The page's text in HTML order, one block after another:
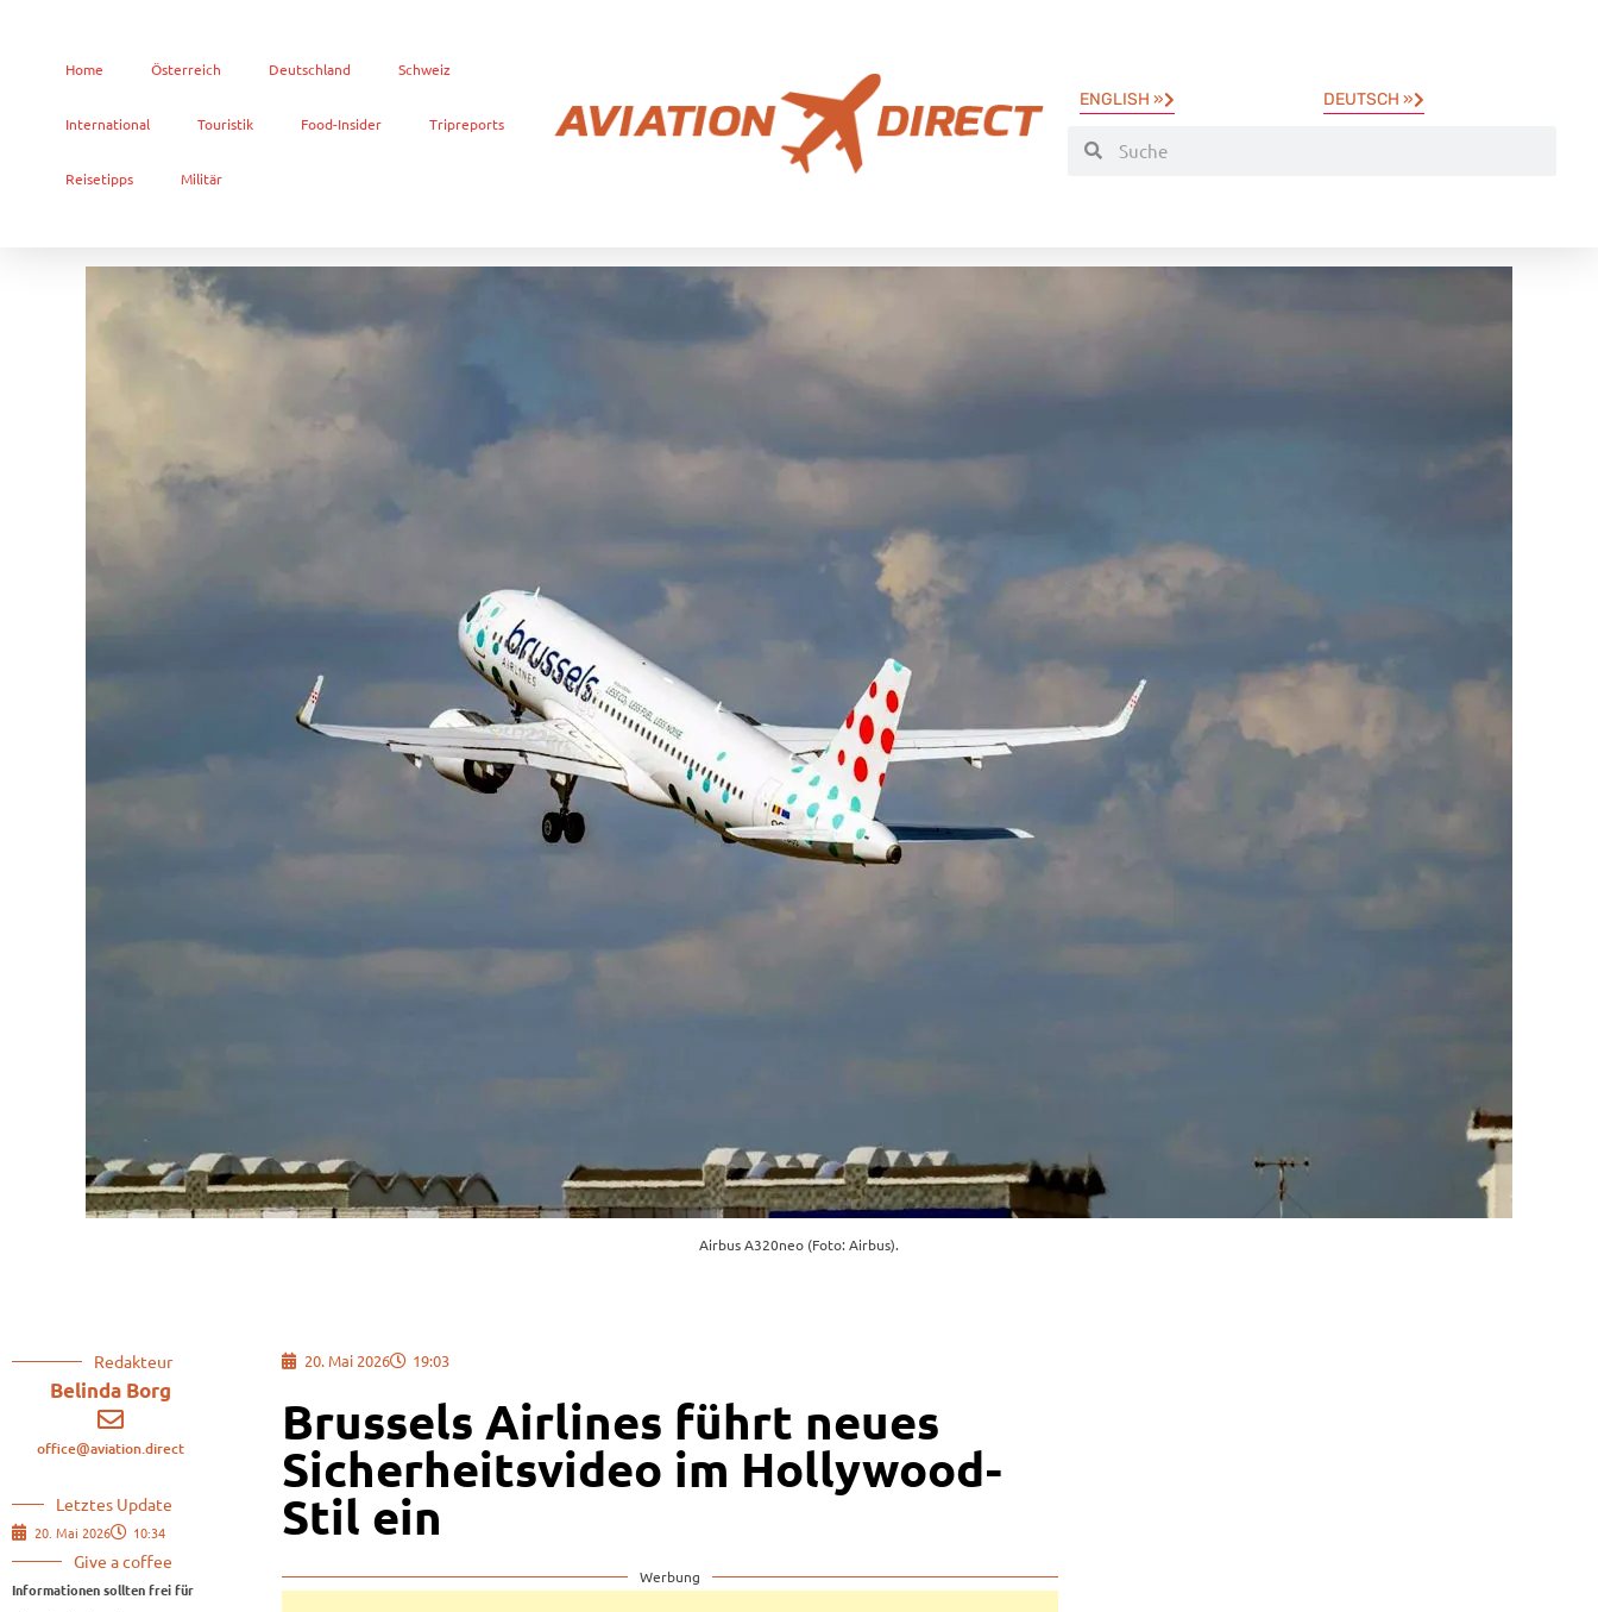
Home Österreich Deutschland Schweiz
International Touristik Food-Insider Tripreports
Reisetipps Militär
ENGLISH » DEUTSCH »
Airbus A320neo (Foto: Airbus).
Redakteur
Belinda Borg
office@aviation.direct
Letztes Update
20. Mai 2026 10:34
Give a coffee
Informationen sollten frei für
20. Mai 2026 19:03
Brussels Airlines führt neues
Sicherheitsvideo im Hollywood-
Stil ein
Werbung